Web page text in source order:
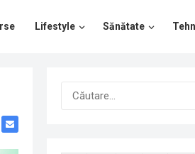
Lifestyle Sănătate
Caută
după: